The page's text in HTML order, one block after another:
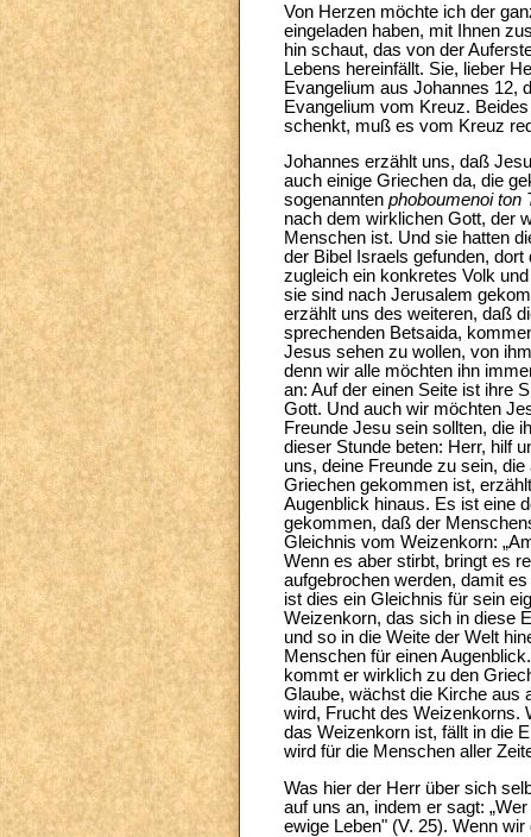
Von Herzen möchte ich der
eingeladen haben, mit Ihnen
hin schaut, das von der
Lebens hereinfällt. Sie, lieber
Evangelium aus Johannes 12,
Evangelium vom Kreuz.
schenkt, muß es vom Kreuz
Johannes erzählt uns, daß
auch einige Griechen da, die
sogenannten phoboumenoi ton
nach dem wirklichen Gott, der
Menschen ist. Und sie hatten
der Bibel Israels gefunden,
zugleich ein konkretes Volk
sie sind nach Jerusalem
erzählt uns des weiteren, daß
sprechenden Betsaida,
Jesus sehen zu wollen, von
denn wir alle möchten ihn
an: Auf der einen Seite ist ihre
Gott. Und auch wir möchten
Freunde Jesu sein sollten, die
dieser Stunde beten: Herr, hilf
uns, deine Freunde zu sein,
Griechen gekommen ist,
Augenblick hinaus. Es ist eine
gekommen, daß der
Gleichnis vom Weizenkorn:
Wenn es aber stirbt, bringt es
aufgebrochen werden, damit
ist dies ein Gleichnis für sein
Weizenkorn, das sich in diese
und so in die Weite der Welt
Menschen für einen
kommt er wirklich zu den
Glaube, wächst die Kirche aus
wird, Frucht des Weizenkorns.
das Weizenkorn ist, fällt in die
wird für die Menschen aller
Was hier der Herr über sich
auf uns an, indem er sagt:
ewige Leben" (V. 25). Wenn